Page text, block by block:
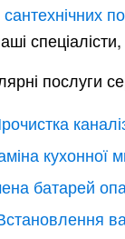
послуги
кухонної
батарей